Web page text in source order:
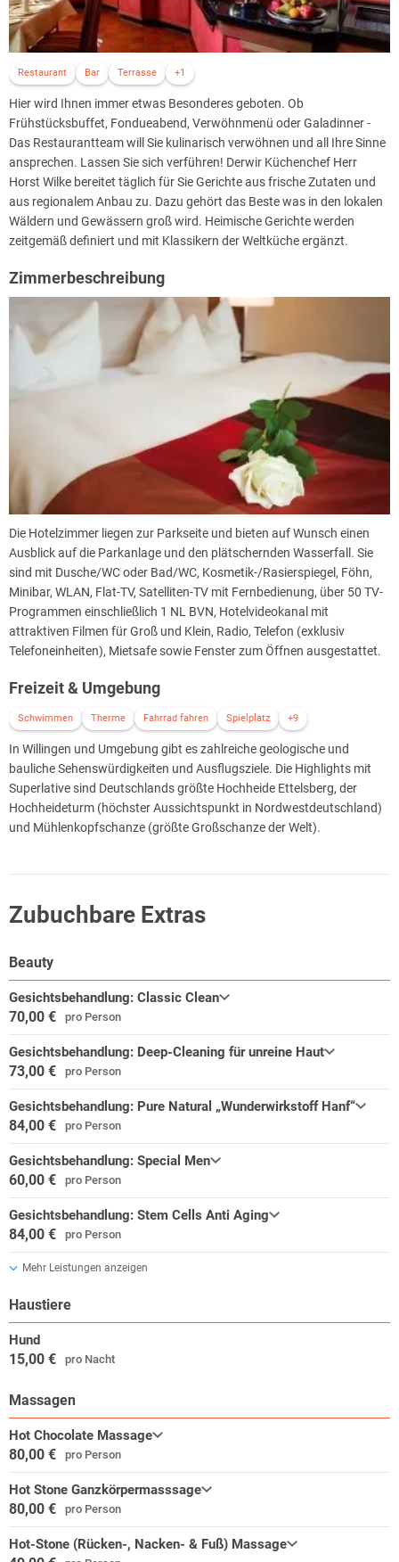
Restaurant Bar Terrasse +1
Hier wird Ihnen immer etwas Besonderes geboten. Ob
Frühstücksbuffet, Fondueabend, Verwöhnmenü oder Galadinner -
Das Restaurantteam will Sie kulinarisch verwöhnen und all Ihre Sinne
ansprechen. Lassen Sie sich verführen! Derwir Küchenchef Herr
Horst Wilke bereitet täglich für Sie Gerichte aus frische Zutaten und
aus regionalem Anbau zu. Dazu gehört das Beste was in den lokalen
Wäldern und Gewässern groß wird. Heimische Gerichte werden
zeitgemäß definiert und mit Klassikern der Weltküche ergänzt.
Zimmerbeschreibung
Die Hotelzimmer liegen zur Parkseite und bieten auf Wunsch einen
Ausblick auf die Parkanlage und den plätschernden Wasserfall. Sie
sind mit Dusche/WC oder Bad/WC, Kosmetik-/Rasierspiegel, Föhn,
Minibar, WLAN, Flat-TV, Satelliten-TV mit Fernbedienung, über 50 TV-
Programmen einschließlich 1 NL BVN, Hotelvideokanal mit
attraktiven Filmen für Groß und Klein, Radio, Telefon (exklusiv
Telefoneinheiten), Mietsafe sowie Fenster zum Öffnen ausgestattet.
Freizeit & Umgebung
Schwimmen Therme Fahrrad fahren Spielplatz +9
In Willingen und Umgebung gibt es zahlreiche geologische und
bauliche Sehenswürdigkeiten und Ausflugsziele. Die Highlights mit
Superlative sind Deutschlands größte Hochheide Ettelsberg, der
Hochheideturm (höchster Aussichtspunkt in Nordwestdeutschland)
und Mühlenkopfschanze (größte Großschanze der Welt).
Zubuchbare Extras
Beauty
Gesichtsbehandlung: Classic Clean
70,00 € pro Person
Gesichtsbehandlung: Deep-Cleaning für unreine Haut
73,00 € pro Person
Gesichtsbehandlung: Pure Natural „Wunderwirkstoff Hanf“
84,00 € pro Person
Gesichtsbehandlung: Special Men
60,00 € pro Person
Gesichtsbehandlung: Stem Cells Anti Aging
84,00 € pro Person
Mehr Leistungen anzeigen
Haustiere
Hund
15,00 € pro Nacht
Massagen
Hot Chocolate Massage
80,00 € pro Person
Hot Stone Ganzkörpermasssage
80,00 € pro Person
Hot-Stone (Rücken-, Nacken- & Fuß) Massage